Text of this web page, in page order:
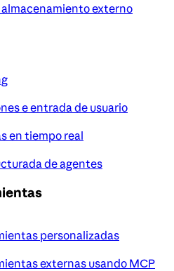
almacenamiento externo
e entrada de usuario
en tiempo real
de agentes
personalizadas
externas usando MCP